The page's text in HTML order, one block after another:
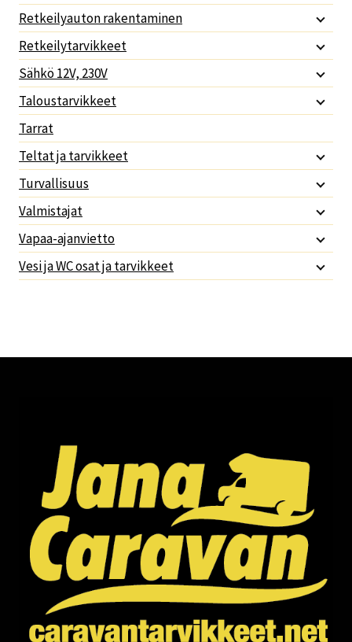
Retkeilyauton rakentaminen
Retkeilytarvikkeet
Sähkö 12V, 230V
Taloustarvikkeet
Tarrat
Teltat ja tarvikkeet
Turvallisuus
Valmistajat
Vapaa-ajanvietto
Vesi ja WC osat ja tarvikkeet